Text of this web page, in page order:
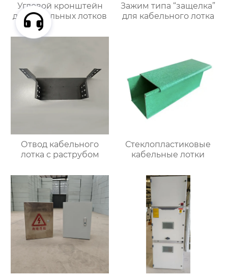
Угловой кронштейн
для кабельных лотков
Зажим типа “защелка”
для кабельного лотка
Отвод кабельного
лотка с раструбом
Стеклопластиковые
кабельные лотки